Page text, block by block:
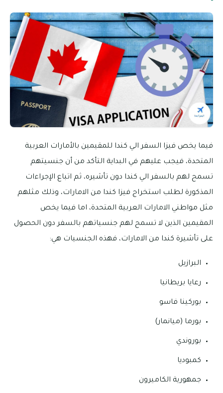
فيما يخص فيزا السفر الي كندا للمقيمين بالأمارات العربية
المتحدة، فيجب عليهم في البداية التأكد من أن جنسيتهم
تسمح لهم بالسفر الي كندا دون تأشيره، ثم اتباع الإجراءات
المذكورة لطلب استخراج فيزا كندا من الامارات، وذلك مثلهم
مثل مواطني الامارات العربية المتحدة، اما فيما يخص
المقيمين الذين لا تسمح لهم جنسياتهم بالسفر دون الحصول
على تأشيرة كندا من الامارات، فهذه الجنسيات هي:
البرازيل
رعايا بريطانيا
بوركينا فاسو
بورما (ميانمار)
بوروندي
كمبوديا
جمهورية الكاميرون